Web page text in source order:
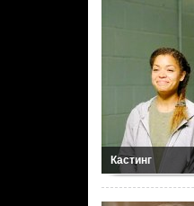
Кастинг